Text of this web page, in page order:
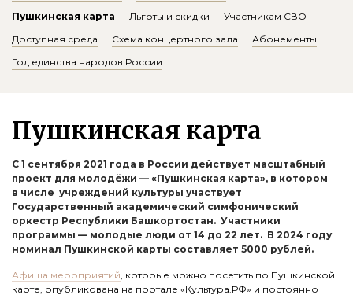
Пушкинская карта
Льготы и скидки
Участникам СВО
Доступная среда
Схема концертного зала
Абонементы
Год единства народов России
Пушкинская карта
С 1 сентября 2021 года в России действует масштабный
проект для молодёжи — «Пушкинская карта», в котором
в числе учреждений культуры участвует
Государственный академический симфонический
оркестр Республики Башкортостан. Участники
программы — молодые люди от 14 до 22 лет. В 2024 году
номинал Пушкинской карты составляет 5000 рублей.
Афиша мероприятий, которые можно посетить по Пушкинской
карте, опубликована на портале «Культура.РФ» и постоянно